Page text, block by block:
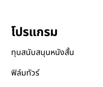
โปรแกรม
ทุนสนับสนุนหนังสั้น
ฟิล์มทัวร์